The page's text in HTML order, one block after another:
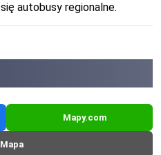
autobusy regionalne.
Mapy.com
Mapa